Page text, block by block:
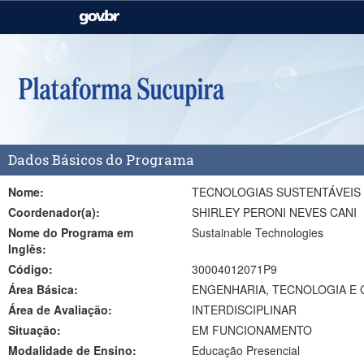
Casa Civil
Pecuária e Abastecimento
Dados Básicos do Programa
Nome:
TECNOLOGIAS SUSTENTÁVEIS
Coordenador(a):
SHIRLEY PERONI NEVES CANI
Nome do Programa em
Inglês:
Sustainable Technologies
Código:
30004012071P9
Área Básica:
ENGENHARIA, TECNOLOGIA E
Área de Avaliação:
INTERDISCIPLINAR
Situação:
EM FUNCIONAMENTO
Modalidade de Ensino:
Educação Presencial